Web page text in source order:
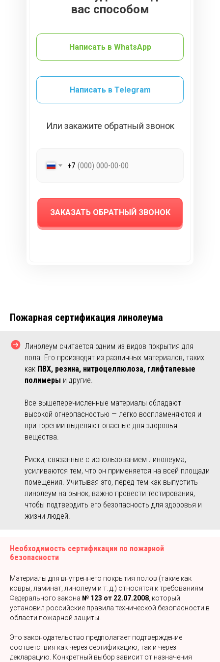
вас способом
Написать в Telegram
Или закажите обратный звонок
Написать в WhatsApp
ЗАКАЗАТЬ ОБРАТНЫЙ ЗВОНОК
+7
Пожарная сертификация линолеума
Линолеум считается одним из видов покрытия для
пола. Его производят из различных материалов, таких
как ПВХ, резина, нитроцеллюлоза, глифталевые
полимеры и другие.
Все вышеперечисленные материалы обладают
высокой огнеопасностью — легко воспламеняются и
при горении выделяют опасные для здоровья
вещества.
Риски, связанные с использованием линолеума,
усиливаются тем, что он применяется на всей площади
помещения. Учитывая это, перед тем как выпустить
линолеум на рынок, важно провести тестирования,
чтобы подтвердить его безопасность для здоровья и
жизни людей.
Необходимость сертификации по пожарной
безопасности
Материалы для внутреннего покрытия полов (такие как
ковры, ламинат, линолеум и т. д.) относятся к требованиям
Федерального закона № 123 от 22.07.2008 , который
установил российские правила технической безопасности в
области пожарной защиты.
Это законодательство предполагает подтверждение
соответствия как через сертификацию, так и через
декларацию. Конкретный выбор зависит от назначения